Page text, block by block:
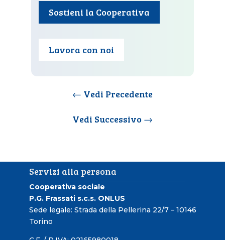
Sostieni la Cooperativa
Lavora con noi
← Vedi Precedente
Vedi Successivo→
Servizi alla persona
Cooperativa sociale
P.G. Frassati s.c.s. ONLUS
Sede legale: Strada della Pellerina 22/7 – 10146
Torino